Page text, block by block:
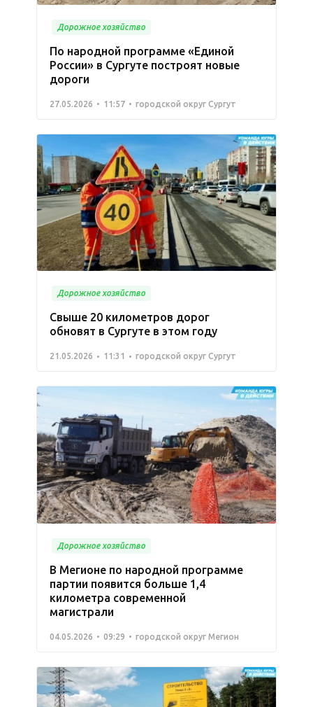
Дорожное хозяйство
По народной программе «Единой
России» в Сургуте построят новые
дороги
27.05.2026 11:57 городской округ Сургут
Дорожное хозяйство
Свыше 20 километров дорог
обновят в Сургуте в этом году
21.05.2026 11:31 городской округ Сургут
Дорожное хозяйство
В Мегионе по народной программе
партии появится больше 1,4
километра современной
магистрали
04.05.2026 09:29 городской округ Мегион